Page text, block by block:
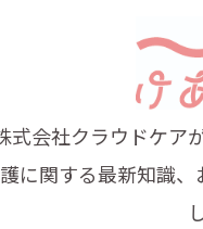
式会社クラウドケア
に関する最新知識、